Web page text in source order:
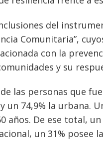
del
Comunitaria”,
con la
y su
las personas que
un 74,9% la urbana.
años. De ese total,
un 31% posee